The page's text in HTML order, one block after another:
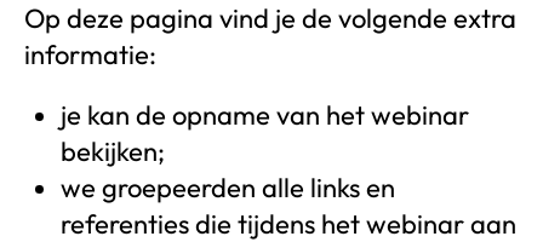
Op deze pagina vind je de volgende extra
informatie:
je kan de opname van het webinar
bekijken;
we groepeerden alle links en
referenties die tijdens het webinar aan